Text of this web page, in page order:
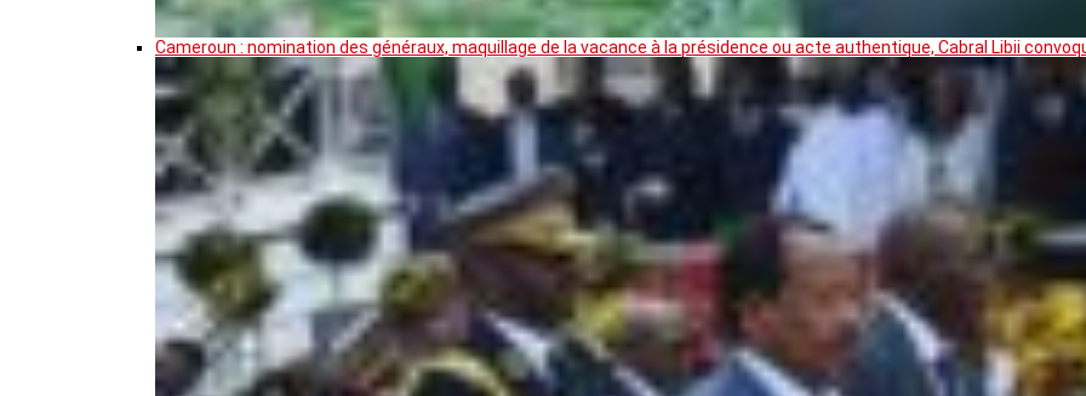
Cameroun : nomination des généraux, maquillage de la vacance à la présidence ou acte authentique, Cabral Libii